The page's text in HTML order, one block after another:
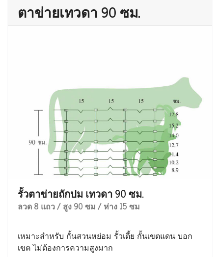
ตาข่ายเทวดา 90 ซม.
รั้วตาข่ายถักปม เทวดา 90 ซม.
ลวด 8 แถว / สูง 90 ซม / ห่าง 15 ซม
เหมาะสำหรับ กั้นสวนหย่อม รั้วเตี้ย กั้นเขตแดน บอก
เขต ไม่ต้องการความสูงมาก